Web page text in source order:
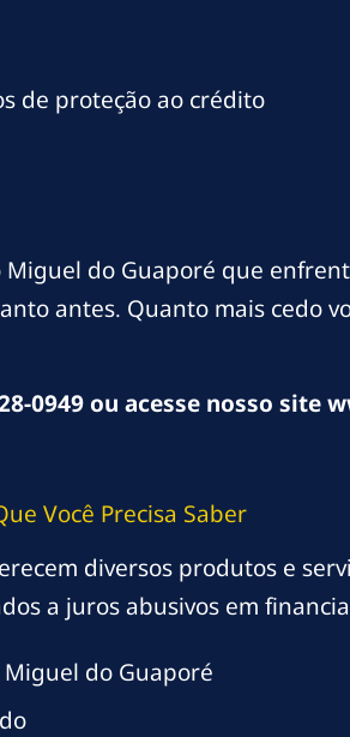
de proteção ao crédito
do Guaporé que
antes. Quanto mais cedo
0949 ou acesse nosso
Você Precisa Saber
diversos produtos e
a juros abusivos em
Miguel do Guaporé